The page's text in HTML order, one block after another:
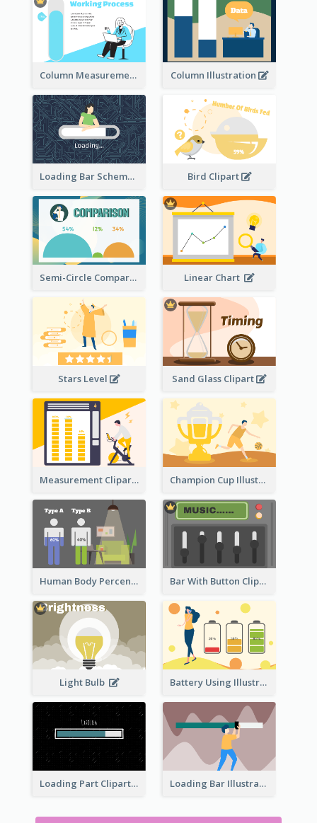
Column Measurement clipart Column Illustration
Loading Bar Schematic Diagram Bird Clipart
Semi-Circle Comparison Linear Chart
Stars Level Sand Glass Clipart
Measurement Clipart Champion Cup Illustration
Human Body Percentage Comparison Bar With Button Clipart
Light Bulb Battery Using Illustration
Loading Part Clipart Loading Bar Illustration